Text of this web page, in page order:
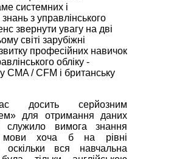
системних і
з управлінського
звернути увагу на дві
світі зарубіжні
професійних навичок
обліку -
CMA / CFM і британську
досить серйозним
для отримання даних
служило вимога знання
мови хоча б на рівні
оскільки вся навчальна